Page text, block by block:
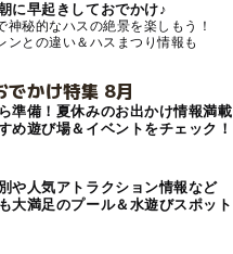
に早起きしておでかけ♪
神秘的なハスの絶景を楽しもう！
ンとの違い＆ハスまつり情報も
でかけ特集 8月
準備！夏休みのお出かけ情報満載
め遊び場＆イベントをチェック！
や人気アトラクション情報など
大満足のプール＆水遊びスポット